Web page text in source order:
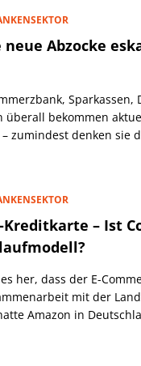
neue Abzocke
Sparkassen,
überall bekommen
zumindest denken sie
Kreditkarte – Ist
her, dass der E-
mit der
Amazon in